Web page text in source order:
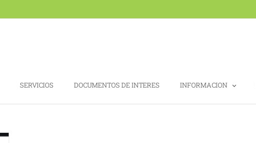
SERVICIOS DOCUMENTOS DE INTERES INFORMACION